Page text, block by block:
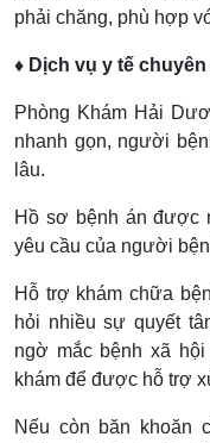
phải chăng, phù hợp
♦ Dịch vụ y tế
Phòng Khám Hải
nhanh gọn, người
lâu.
Hồ sơ bệnh án được
yêu cầu của người
Hỗ trợ khám chữa
hỏi nhiều sự quyết
ngờ mắc bệnh xã
khám để được hỗ trợ
Nếu còn băn khoăn